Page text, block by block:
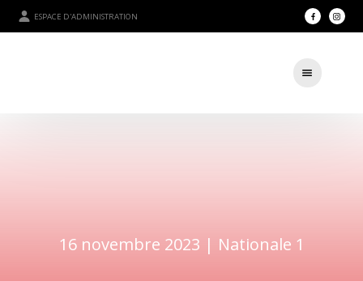
ESPACE D'ADMINISTRATION
16 novembre 2023 | Nationale 1